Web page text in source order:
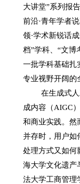
大讲堂”系列报
前沿·青年学者说
领·学术新锐话
档”学科、 “文博
一批学科基础扎
专业视野开阔的
在生成式
成内容（AIGC
和商业实践。然
并存时，用户如
处理方式又如何
海大学文化遗产
法大学工商管理